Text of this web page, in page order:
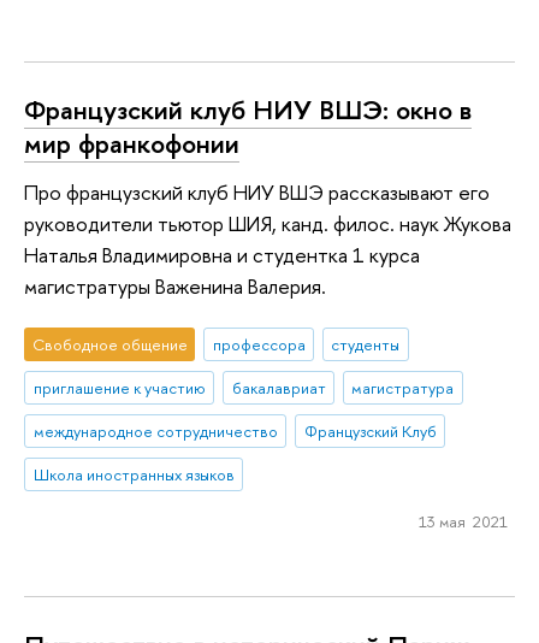
Французский клуб НИУ ВШЭ: окно в
мир франкофонии
Про французский клуб НИУ ВШЭ рассказывают его
руководители тьютор ШИЯ, канд. филос. наук Жукова
Наталья Владимировна и студентка 1 курса
магистратуры Важенина Валерия.
Свободное общение профессора
студенты
приглашение к участию
бакалавриат
магистратура
международное сотрудничество
Французский Клуб
Школа иностранных языков
13 мая 2021